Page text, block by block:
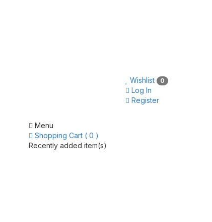
Wishlist 0
Log In
Register
Menu
Shopping Cart ( 0 )
Recently added item(s)